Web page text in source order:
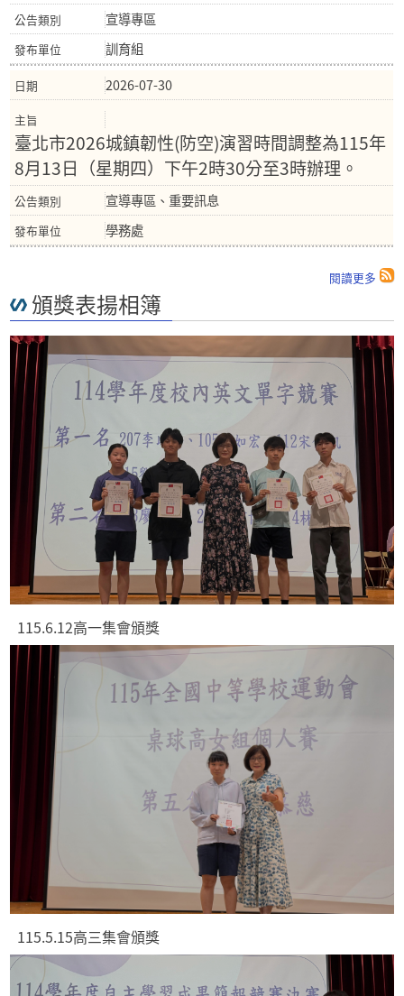
宣導專區
訓育組
2026-07-30
臺北市2026城鎮韌性(防空)演習時間調整為115年
8月13日（星期四）下午2時30分至3時辦理。
宣導專區、重要訊息
學務處
閱讀更多
頒獎表揚相簿
115.6.12高一集會頒獎
115.5.15高三集會頒獎